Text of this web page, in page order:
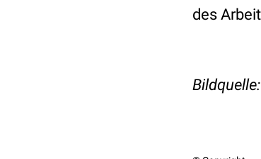
des
Bildquelle: